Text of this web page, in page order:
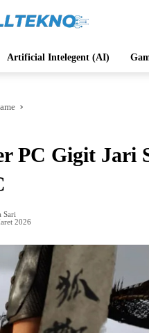
Artificial Intelegent (AI)
PC Gigit Jari
Sari
2026